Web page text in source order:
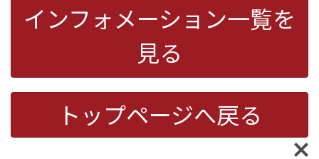
インフォメーション一覧を
見る
トップページへ戻る